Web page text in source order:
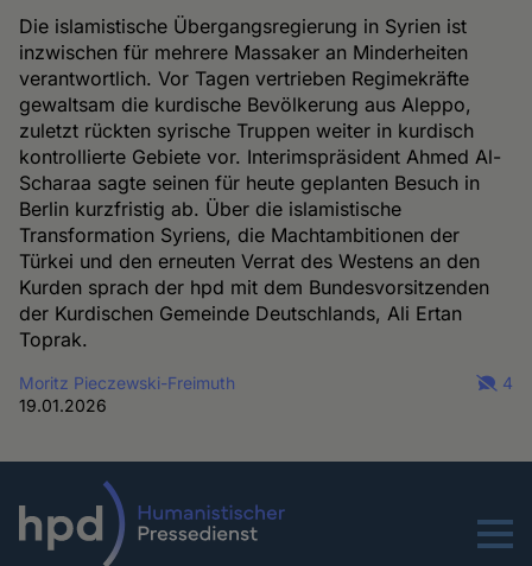
Die islamistische Übergangsregierung in Syrien ist
inzwischen für mehrere Massaker an Minderheiten
verantwortlich. Vor Tagen vertrieben Regimekräfte
gewaltsam die kurdische Bevölkerung aus Aleppo,
zuletzt rückten syrische Truppen weiter in kurdisch
kontrollierte Gebiete vor. Interimspräsident Ahmed Al-
Scharaa sagte seinen für heute geplanten Besuch in
Berlin kurzfristig ab. Über die islamistische
Transformation Syriens, die Machtambitionen der
Türkei und den erneuten Verrat des Westens an den
Kurden sprach der hpd mit dem Bundesvorsitzenden
der Kurdischen Gemeinde Deutschlands, Ali Ertan
Toprak.
Moritz Pieczewski-Freimuth
19.01.2026
4
Menu